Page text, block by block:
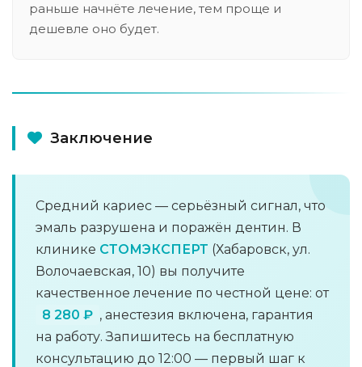
раньше начнёте лечение, тем проще и
дешевле оно будет.
Заключение
Средний кариес — серьёзный сигнал, что
эмаль разрушена и поражён дентин. В
клинике СТОМЭКСПЕРТ (Хабаровск, ул.
Волочаевская, 10) вы получите
качественное лечение по честной цене: от
8 280 ₽ , анестезия включена, гарантия
на работу. Запишитесь на бесплатную
консультацию до 12:00 — первый шаг к